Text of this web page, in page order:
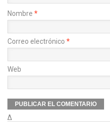
Nombre *
Correo electrónico *
Web
Δ